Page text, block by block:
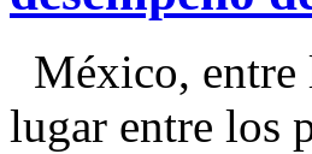
México, entre
lugar entre los